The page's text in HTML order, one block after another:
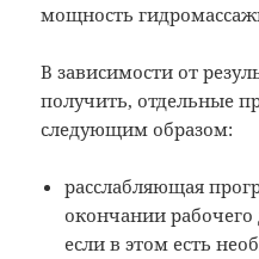
мощность
В зависимости от
получить, отдельные
следующим образом:
расслабляющая
окончании
если в этом есть